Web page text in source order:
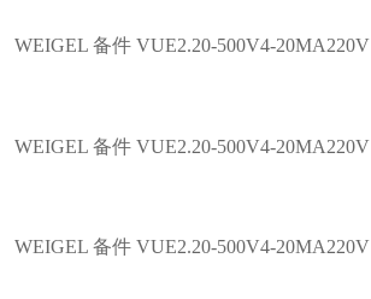
WEIGEL 备件 VUE2.20-500V4-20MA220V
WEIGEL 备件 VUE2.20-500V4-20MA220V
WEIGEL 备件 VUE2.20-500V4-20MA220V